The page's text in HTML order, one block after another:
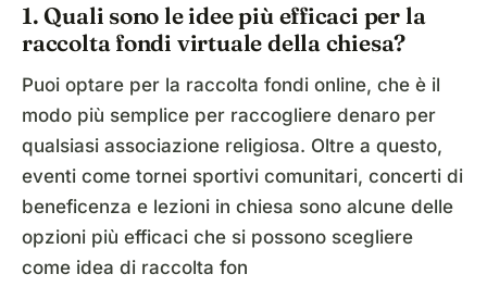
1. Quali sono le idee più efficaci per la
raccolta fondi virtuale della chiesa?
Puoi optare per la raccolta fondi online, che è il
modo più semplice per raccogliere denaro per
qualsiasi associazione religiosa. Oltre a questo,
eventi come tornei sportivi comunitari, concerti di
beneficenza e lezioni in chiesa sono alcune delle
opzioni più efficaci che si possono scegliere
come idea di raccolta fon